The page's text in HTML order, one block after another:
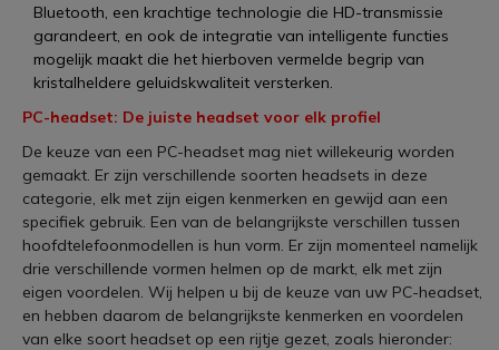
Bluetooth, een krachtige technologie die HD-transmissie
garandeert, en ook de integratie van intelligente functies
mogelijk maakt die het hierboven vermelde begrip van
kristalheldere geluidskwaliteit versterken.
PC-headset: De juiste headset voor elk profiel
De keuze van een PC-headset mag niet willekeurig worden
gemaakt. Er zijn verschillende soorten headsets in deze
categorie, elk met zijn eigen kenmerken en gewijd aan een
specifiek gebruik. Een van de belangrijkste verschillen tussen
hoofdtelefoonmodellen is hun vorm. Er zijn momenteel namelijk
drie verschillende vormen helmen op de markt, elk met zijn
eigen voordelen. Wij helpen u bij de keuze van uw PC-headset,
en hebben daarom de belangrijkste kenmerken en voordelen
van elke soort headset op een rijtje gezet, zoals hieronder: